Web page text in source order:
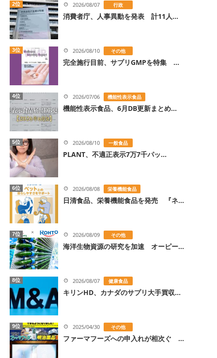
2位 2026/08/07 行政
消費者庁、人事異動を発表 計11人...
3位 2026/08/10 その他
完全施行目前、サプリGMPを特集 ...
4位 2026/07/06 機能性表示食品
機能性表示食品、6月DB更新まとめ...
5位 2026/08/10 一般食品
PLANT、不適正表示7万7千パッ...
6位 2026/08/08 栄養機能食品
日清食品、栄養機能食品を発売 『ネ...
7位 2026/08/09 その他
海洋生物資源の研究を加速 オーピー...
8位 2026/08/07 健康食品
キリンHD、カナダのサプリ大手買収...
9位 2025/04/30 その他
ファーマフーズへの申入れが相次ぐ ...